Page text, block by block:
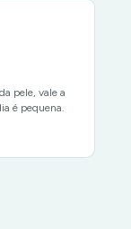
pele, vale a
é pequena.